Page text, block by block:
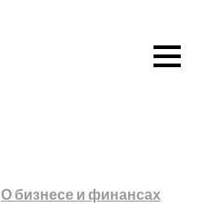
О бизнесе и финансах